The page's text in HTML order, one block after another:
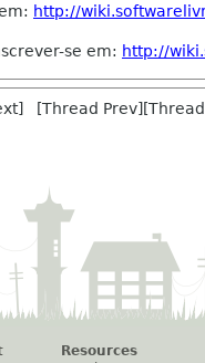
http://
se em: http://
[Thread
Resources